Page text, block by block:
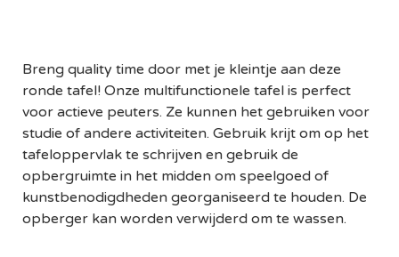
Breng quality time door met je kleintje aan deze
ronde tafel! Onze multifunctionele tafel is perfect
voor actieve peuters. Ze kunnen het gebruiken voor
studie of andere activiteiten. Gebruik krijt om op het
tafeloppervlak te schrijven en gebruik de
opbergruimte in het midden om speelgoed of
kunstbenodigdheden georganiseerd te houden. De
opberger kan worden verwijderd om te wassen.